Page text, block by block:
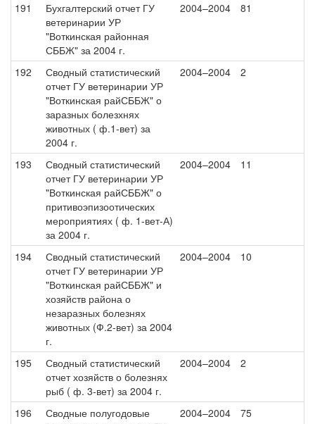
191
Бухгалтерский отчет ГУ
ветеринарии УР
"Воткинская районная
СББЖ" за 2004 г.
2004–2004 81
192
Сводный статистический
отчет ГУ ветеринарии УР
"Воткинская райСББЖ" о
заразных болезхнях
животных ( ф.1-вет) за
2004 г.
2004–2004 2
193
Сводный статистический
отчет ГУ ветеринарии УР
"Воткинская райСББЖ" о
притивоэпизоотических
мероприятиях ( ф. 1-вет-А)
за 2004 г.
2004–2004 11
194
Сводный статистический
отчет ГУ ветеринарии УР
"Воткинская райСББЖ" и
хозяйств района о
незаразных болезнях
животных (Ф.2-вет) за 2004
г.
2004–2004 10
195
Сводный статистический
отчет хозяйств о болезнях
рыб ( ф. 3-вет) за 2004 г.
2004–2004 2
196
Сводные полугодовые
2004–2004 75